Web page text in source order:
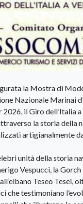
la Mostra di
Nazionale Marinai
il Giro dell’Italia
la storia
artigianalmente
unità della storia
Vespucci, la
Teseo
testimoniano